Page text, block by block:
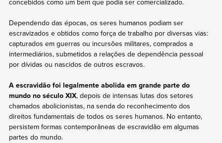
Dependendo das épocas, os seres humanos podiam ser
escravizados e obtidos como força de trabalho por diversas vias:
capturados em guerras ou incursões militares, comprados a
intermediários, submetidos a relações de dependência pessoal
por dívidas ou nascidos de outros escravos.
A escravidão foi legalmente abolida em grande parte do
mundo no século XIX, depois de intensas lutas dos setores
chamados abolicionistas, na senda do reconhecimento dos
direitos fundamentais de todos os seres humanos. No entanto,
persistem formas contemporâneas de escravidão em algumas
partes do mundo.